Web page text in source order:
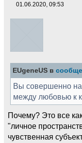
01.06.2020, 09:53
EUgeneUS в
Вы совершенно
между любовью к
Почему? Это все
"личное
чувственная